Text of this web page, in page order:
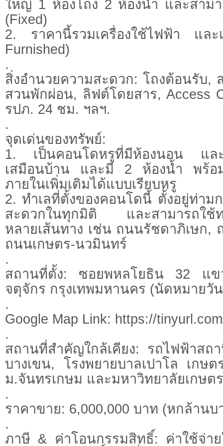
ใหญ่ 1 ห้องโถง 2 ห้องน้ำ และสาม
(Fixed)
2. ราคานี้รวมเครื่องใช้ไฟฟ้า และ
Furnished)
.
สิ่งอำนวยความสะดวก: โถงต้อนรับ,
สวนพักผ่อน, ลิฟต์โดยสาร, Access
รปภ. 24 ชม. ฯลฯ.
.
จุดเด่นของทรัพย์:
1. เป็นคอนโดหรูที่มีห้องนอน และ
เสมือนบ้าน และมี 2 ห้องน้ำ พร้อ
ภายในเพิ่มเติมได้แบบเรียบหรู
2. ทำเลที่ตั้งของคอนโดนี้ ตั้งอยู่ท่าม
สะดวกในทุกมิติ และสามารถใช้ท
หลายเส้นทาง เช่น ถนนรัชดาภิเษก,
ถนนเกษตร-นวมินทร์
.
สถานที่ตั้ง: ซอยพหลโยธิน 32 แข
จตุจักร กรุงเทพมหานคร (นัดหมายวั
.
Google Map Link: https://
.
สถานที่สำคัญใกล้เคียง: รถไฟฟ้าสถ
บางเขน, โรงพยายบาลเปาโล เกษต
ม.จันทรเกษม และมหาวิทยาลัยเกษต
.
ราคาขาย: 6,000,000 บาท (หกล้าน
.
ภาษี & ค่าโอนกรรมสิทธิ์: ค่าใช้จ่าย